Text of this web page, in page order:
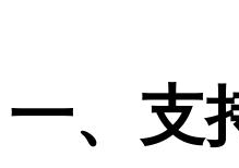
一、支